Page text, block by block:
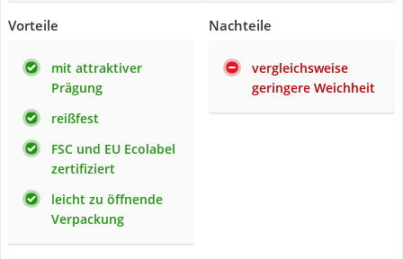
Vorteile
mit attraktiver
Prägung
reißfest
FSC und EU Ecolabel
zertifiziert
leicht zu öffnende
Verpackung
Nachteile
vergleichsweise
geringere Weichheit